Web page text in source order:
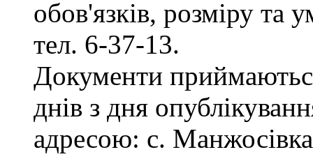
обов'язків, розміру та
тел. 6-37-13.
Документи
днів з дня
адресою: с.